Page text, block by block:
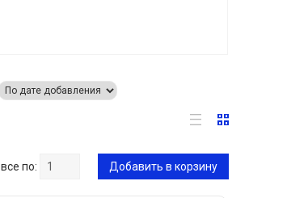
все по: Добавить в корзину